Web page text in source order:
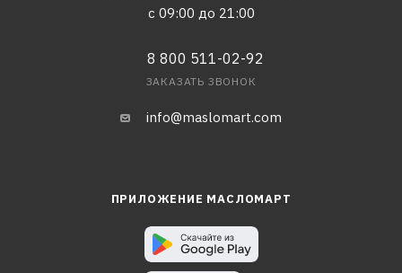
с 09:00 до 21:00
8 800 511-02-92
ЗАКАЗАТЬ ЗВОНОК
info@maslomart.com
ПРИЛОЖЕНИЕ МАСЛОМАРТ